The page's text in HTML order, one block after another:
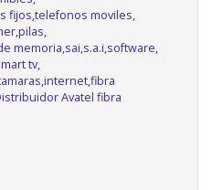
fijos,telefonos moviles,
memoria,sai,s.a.i,software,
tv,
Avatel fibra